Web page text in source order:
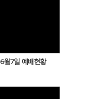
6월7일 예배현황